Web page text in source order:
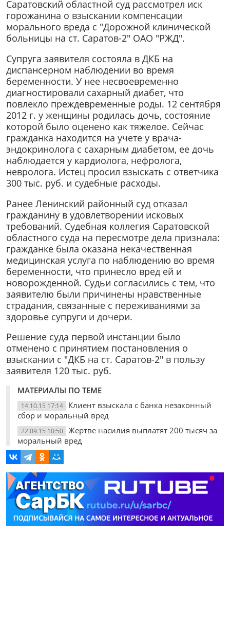
Саратовский областной суд рассмотрел иск
горожанина о взыскании компенсации
морального вреда с "Дорожной клинической
больницы на ст. Саратов-2" ОАО "РЖД".
Супруга заявителя состояла в ДКБ на
диспансерном наблюдении во время
беременности. У нее несвоевременно
диагностировали сахарный диабет, что
повлекло преждевременные роды. 12 сентября
2012 г. у женщины родилась дочь, состояние
которой было оценено как тяжелое. Сейчас
гражданка находится на учете у врача-
эндокринолога с сахарным диабетом, ее дочь
наблюдается у кардиолога, нефролога,
невролога. Истец просил взыскать с ответчика
300 тыс. руб. и судебные расходы.
Ранее Ленинский районный суд отказал
гражданину в удовлетворении исковых
требований. Судебная коллегия Саратовской
областного суда на пересмотре дела признала:
гражданке была оказана некачественная
медицинская услуга по наблюдению во время
беременности, что принесло вред ей и
новорожденной. Судьи согласились с тем, что
заявителю были причинены нравственные
страдания, связанные с переживаниями за
здоровье супруги и дочери.
Решение суда первой инстанции было
отменено с принятием постановления о
взыскании с "ДКБ на ст. Саратов-2" в пользу
заявителя 120 тыс. руб.
МАТЕРИАЛЫ ПО ТЕМЕ
14.10.15 17:14
Клиент взыскала с банка незаконный
сбор и моральный вред
22.09.15 10:50
Жертве насилия выплатят 200 тысяч за
моральный вред